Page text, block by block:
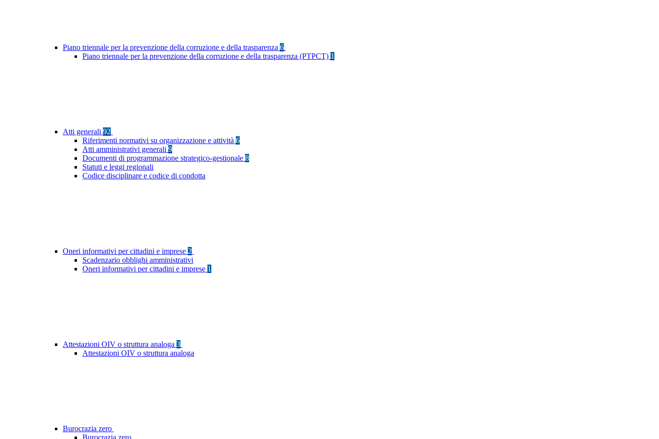
Piano triennale per la prevenzione della corruzione e della trasparenza 6
Piano triennale per la prevenzione della corruzione e della trasparenza (PTPCT) 1
Atti generali 92
Riferimenti normativi su organizzazione e attività 6
Atti amministrativi generali 9
Documenti di programmazione strategico-gestionale 8
Statuti e leggi regionali
Codice disciplinare e codice di condotta
Oneri informativi per cittadini e imprese 2
Scadenzario obblighi amministrativi
Oneri informativi per cittadini e imprese 1
Attestazioni OIV o struttura analoga 3
Attestazioni OIV o struttura analoga
Burocrazia zero